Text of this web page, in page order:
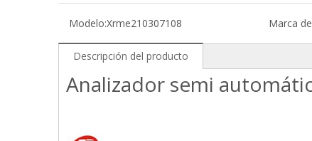
Modelo:Xrme210307108 Marca
Descripción del producto
Analizador semi